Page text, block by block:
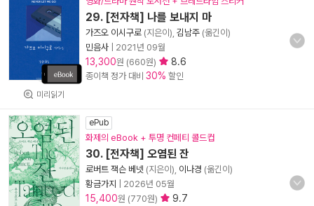
미리읽기
29. [전자책] 나를 보내지 마
가즈오 이시구로 (지은이), 김남주 (옮긴이)
민음사
2021년 09월
13,300원 (660원) 8.6
종이책 정가 대비 30% 할인
ePub
화제의 eBook + 투명 컨페티 콜드컵
30. [전자책] 오염된 잔
로버트 잭슨 베넷 (지은이), 이나경 (옮긴이)
황금가지
2026년 05월
15,400원 (770원) 9.7